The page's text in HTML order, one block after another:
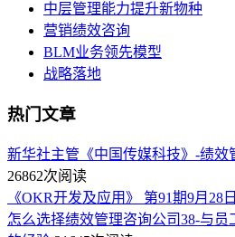
中层管理能力提升新物种
营销绩效咨询
BLM业务领先模型
战略落地
热门文章
新华社主管《中国传媒科技》-绩
26862次阅读
《OKR开发及应用》 第91期9月28
怎么选择绩效管理咨询公司38-与